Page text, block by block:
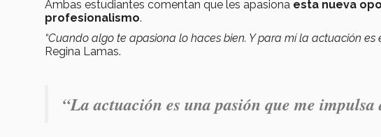
Ambas estudiantes comentan que les apasiona esta nueva
profesionalismo.
“Cuando algo te apasiona lo haces bien. Y para mí la actuación es
Regina Lamas.
“La actuación es una pasión que me impulsa